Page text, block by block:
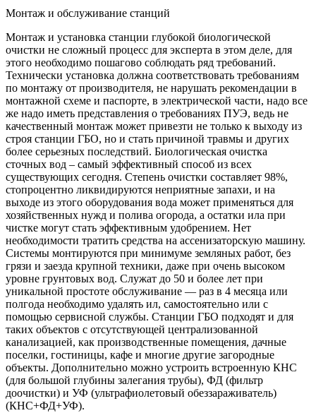
Монтаж и обслуживание станций
Монтаж и установка станции глубокой биологической
очистки не сложный процесс для эксперта в этом деле, для
этого необходимо пошагово соблюдать ряд требований.
Технически установка должна соответствовать требованиям
по монтажу от производителя, не нарушать рекомендации в
монтажной схеме и паспорте, в электрической части, надо все
же надо иметь представления о требованиях ПУЭ, ведь не
качественный монтаж может привезти не только к выходу из
строя станции ГБО, но и стать причиной травмы и других
более серьезных последствий. Биологическая очистка
сточных вод – самый эффективный способ из всех
существующих сегодня. Степень очистки составляет 98%,
стопроцентно ликвидируются неприятные запахи, и на
выходе из этого оборудования вода может применяться для
хозяйственных нужд и полива огорода, а остатки ила при
чистке могут стать эффективным удобрением. Нет
необходимости тратить средства на ассенизаторскую машину.
Системы монтируются при минимуме земляных работ, без
грязи и заезда крупной техники, даже при очень высоком
уровне грунтовых вод. Служат до 50 и более лет при
уникальной простоте обслуживание — раз в 4 месяца или
полгода необходимо удалять ил, самостоятельно или с
помощью сервисной службы. Станции ГБО подходят и для
таких объектов с отсутствующей централизованной
канализацией, как производственные помещения, дачные
поселки, гостиницы, кафе и многие другие загородные
объекты. Дополнительно можно устроить встроенную КНС
(для большой глубины залегания трубы), ФД (фильтр
доочистки) и УФ (ультрафиолетовый обеззараживатель)
(КНС+ФД+УФ).